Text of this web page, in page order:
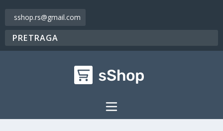
sshop.rs@gmail.com